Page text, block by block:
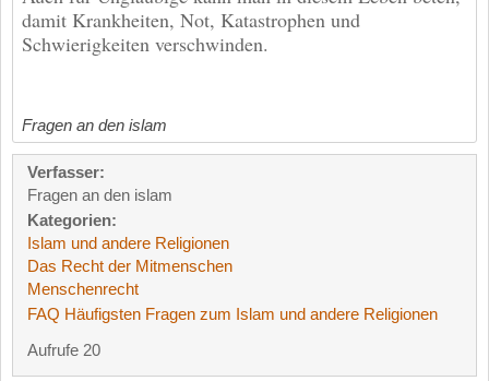
damit Krankheiten, Not, Katastrophen und
Schwierigkeiten verschwinden.
Fragen an den islam
Verfasser:
Fragen an den islam
Kategorien:
Islam und andere Religionen
Das Recht der Mitmenschen
Menschenrecht
FAQ Häufigsten Fragen zum Islam und andere Religionen
Aufrufe 20